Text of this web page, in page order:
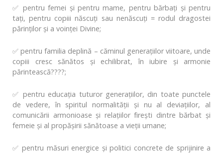
✅ pentru femei și pentru mame, pentru bărbați și pentru
tați, pentru copiii născuți sau nenăscuți = rodul dragostei
părinților și a voinței Divine;
✅ pentru familia deplină – căminul generaţiilor viitoare, unde
copiii cresc sănătos şi echilibrat, în iubire și armonie
părintească?‍?‍?‍?;
✅ pentru educația tuturor generațiilor, din toate punctele
de vedere, în spiritul normalității și nu al deviațiilor, al
comunicării armonioase și relațiilor firești dintre bărbat și
femeie și al propășirii sănătoase a vieții umane;
✅ pentru măsuri energice și politici concrete de sprijinire a